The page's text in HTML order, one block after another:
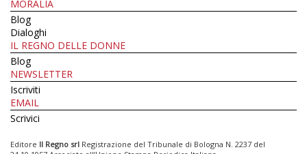
MORALIA
Blog
Dialoghi
IL REGNO DELLE DONNE
Blog
NEWSLETTER
Iscriviti
EMAIL
Scrivici
Editore Il Regno srl Registrazione del Tribunale di Bologna N. 2237 del